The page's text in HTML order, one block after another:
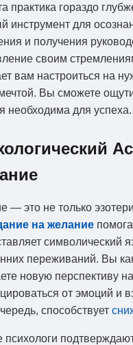
практика гораздо
инструмент для
и получения
своим
вам настроиться на
Вы сможете
необходима для успеха.
— это не только
на желание
символический
переживаний. Вы
новую перспективу
от эмоций и
способствует
психологи